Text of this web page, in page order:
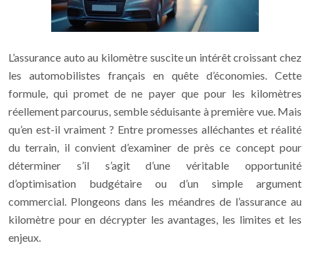
L’assurance auto au kilomètre suscite un intérêt croissant chez
les automobilistes français en quête d’économies. Cette
formule, qui promet de ne payer que pour les kilomètres
réellement parcourus, semble séduisante à première vue. Mais
qu’en est-il vraiment ? Entre promesses alléchantes et réalité
du terrain, il convient d’examiner de près ce concept pour
déterminer s’il s’agit d’une véritable opportunité
d’optimisation budgétaire ou d’un simple argument
commercial. Plongeons dans les méandres de l’assurance au
kilomètre pour en décrypter les avantages, les limites et les
enjeux.